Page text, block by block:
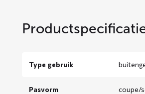
Type gebruik
Pasvorm coupe/